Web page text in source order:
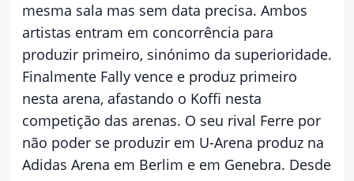
mesma sala mas sem data precisa. Ambos
artistas entram em concorrência para
produzir primeiro, sinónimo da superioridade.
Finalmente Fally vence e produz primeiro
nesta arena, afastando o Koffi nesta
competição das arenas. O seu rival Ferre por
não poder se produzir em U-Arena produz na
Adidas Arena em Berlim e em Genebra. Desde